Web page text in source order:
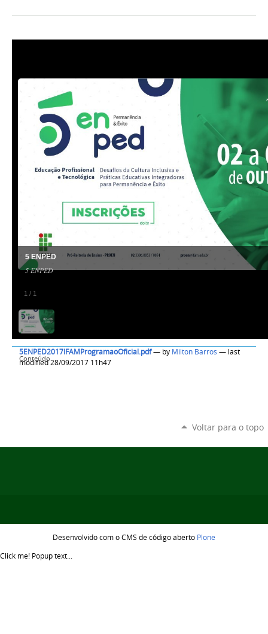
1 / 1
5 ENPED
5 ENPED
Conteúdo
5ENPED2017IFAMProgramaoOficial.pdf— by Milton Barros — last
modified 28/09/2017 11h47
Voltar para o topo
Desenvolvido com o CMS de código aberto Plone
Click me! Popup text...